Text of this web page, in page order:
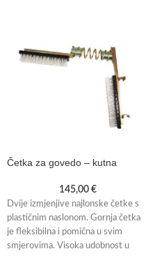
Četka za govedo – kutna
145,00 €
Dvije izmjenjive najlonske četke s
plastičnim naslonom. Gornja četka
je fleksibilna i pomična u svim
smjerovima. Visoka udobnost u